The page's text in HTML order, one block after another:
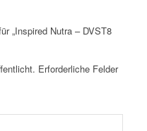
„Inspired Nutra – DVST8
Erforderliche Felder